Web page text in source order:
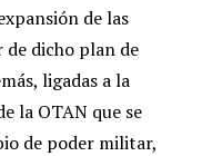
de las
dicho plan de
ligadas a la
la OTAN que se
de poder militar,